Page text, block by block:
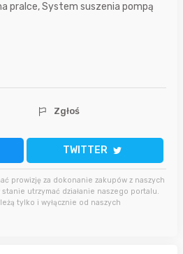
pralce, System suszenia pompą
Zgłoś
TWITTER
prowizję za dokonanie zakupów z naszych
utrzymać działanie naszego portalu.
tylko i wyłącznie od naszych